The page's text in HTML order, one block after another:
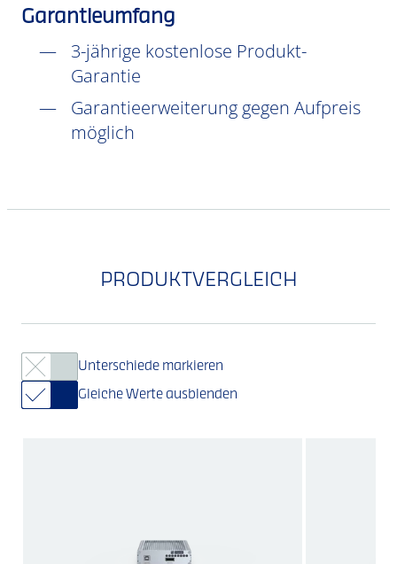
Garantieumfang
3-jährige kostenlose Produkt-
Garantie
Garantieerweiterung gegen Aufpreis
möglich
PRODUKTVERGLEICH
Unterschiede markieren
Gleiche Werte ausblenden